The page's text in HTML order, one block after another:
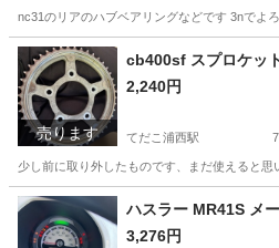
nc31のリアのハブベアリングなどです 3nでよ
沖縄 うるま市 てだこ浦西駅 ホン
売ります
cb400sf スプロケ
2,240円
てだこ浦西駅
少し前に取り外したものです、まだ使えると思
沖縄 うるま市 てだこ浦西駅 そ
ハスラー MR41S メ
3,276円